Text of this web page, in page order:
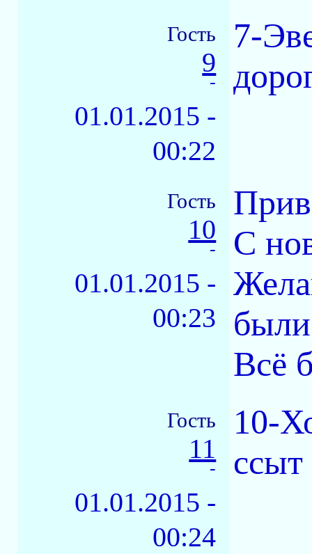
Гость
9
-
01.01.2015 -
00:22
7-
Гость
10
-
01.01.2015 -
00:23
С
Всё
Гость
11
-
01.01.2015 -
00:24
10-